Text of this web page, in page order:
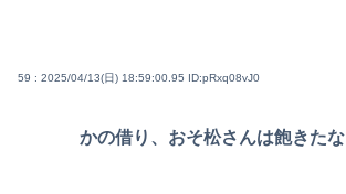
59 : 2025/04/13(日) 18:59:00.95 ID:pRxq08vJ0
かの借り、おそ松さんは飽きたな